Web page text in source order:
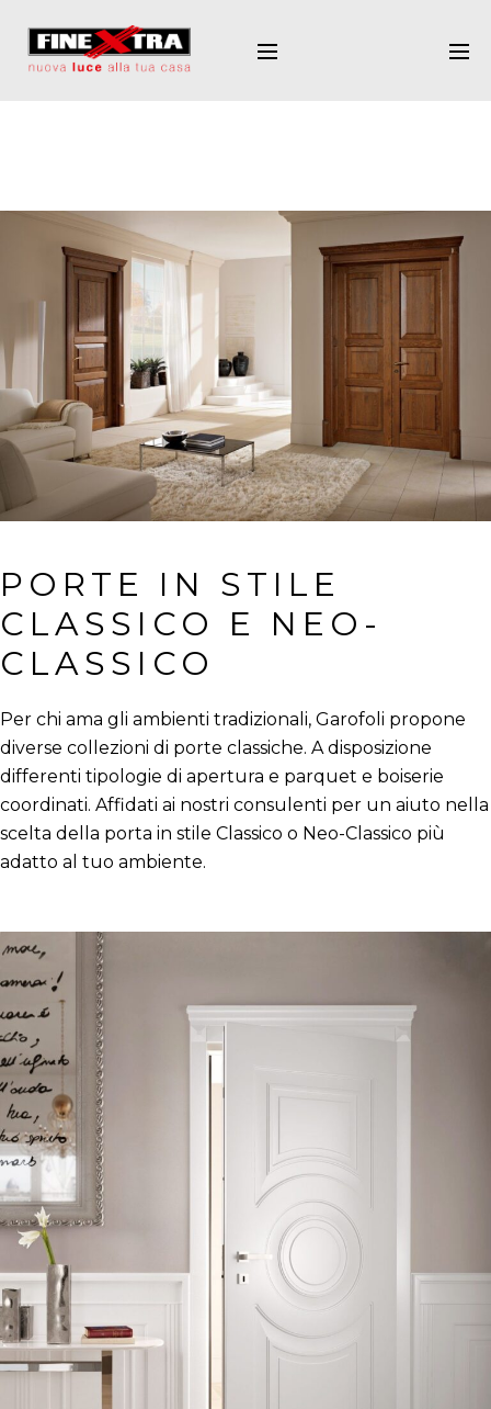
PORTE IN STILE
CLASSICO E NEO-
CLASSICO
Per chi ama gli ambienti tradizionali, Garofoli propone
diverse collezioni di porte classiche. A disposizione
differenti tipologie di apertura e parquet e boiserie
coordinati. Affidati ai nostri consulenti per un aiuto nella
scelta della porta in stile Classico o Neo-Classico più
adatto al tuo ambiente.